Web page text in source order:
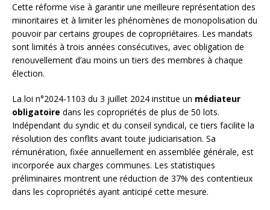
Cette réforme vise à garantir une meilleure représentation des
minoritaires et à limiter les phénomènes de monopolisation du
pouvoir par certains groupes de copropriétaires. Les mandats
sont limités à trois années consécutives, avec obligation de
renouvellement d’au moins un tiers des membres à chaque
élection.
La loi n°2024-1103 du 3 juillet 2024 institue un médiateur
obligatoire dans les copropriétés de plus de 50 lots.
Indépendant du syndic et du conseil syndical, ce tiers facilite la
résolution des conflits avant toute judiciarisation. Sa
rémunération, fixée annuellement en assemblée générale, est
incorporée aux charges communes. Les statistiques
préliminaires montrent une réduction de 37% des contentieux
dans les copropriétés ayant anticipé cette mesure.